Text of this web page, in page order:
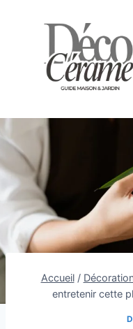
Accueil /
entretenir cette